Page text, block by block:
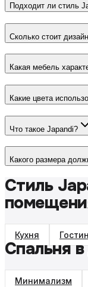
Подходит ли стиль
Сколько стоит
Какая мебель
Какие цвета
Что такое Japandi?
Какого размера
Стиль
Кухня
Спальня
Минимализм